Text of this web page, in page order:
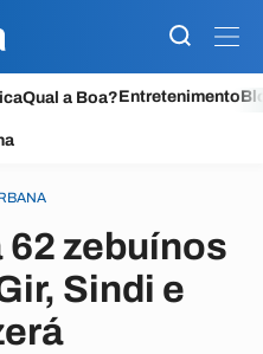
Qual a Boa?Entretenimento
zebuínos
Sindi e